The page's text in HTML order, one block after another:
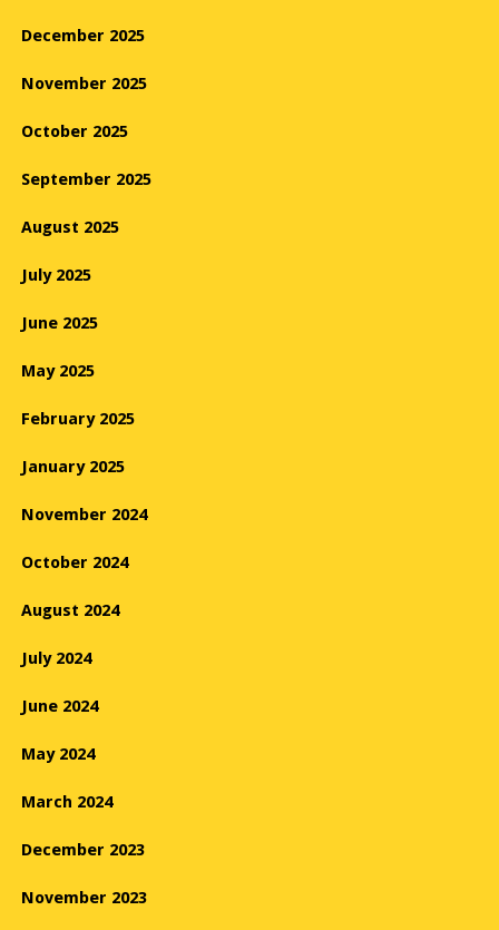
December 2025
November 2025
October 2025
September 2025
August 2025
July 2025
June 2025
May 2025
February 2025
January 2025
November 2024
October 2024
August 2024
July 2024
June 2024
May 2024
March 2024
December 2023
November 2023